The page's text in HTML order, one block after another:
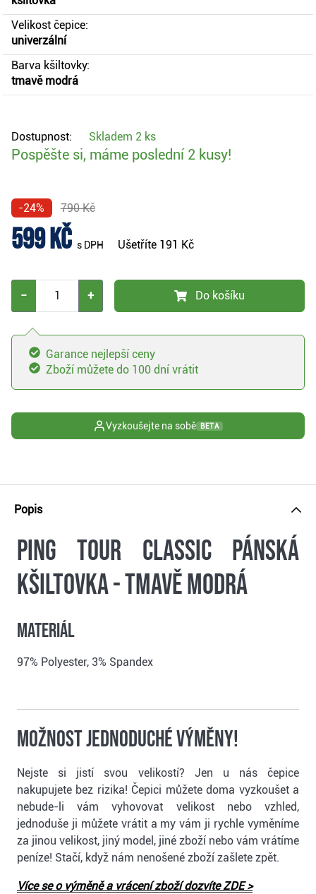
Velikost čepice:
univerzální
Barva kšiltovky:
tmavě modrá
Dostupnost: Skladem 2 ks
Pospěšte si, máme poslední 2 kusy!
-24% 790 Kč
599 Kč s DPH Ušetříte 191 Kč
− + Do košíku
Garance nejlepší ceny
Zboží můžete do 100 dní vrátit
Vyzkoušejte na sobě BETA
Popis
Ping Tour Classic pánská
kšiltovka - tmavě modrá
Materiál
97% Polyester, 3% Spandex
Možnost jednoduché výměny!
Nejste si jistí svou velikostí? Jen u nás čepice
nakupujete bez rizika! Čepici můžete doma vyzkoušet a
nebude-li vám vyhovovat velikost nebo vzhled,
jednoduše ji můžete vrátit a my vám ji rychle vyměníme
za jinou velikost, jiný model, jiné zboží nebo vám vrátíme
peníze! Stačí, když nám nenošené zboží zašlete zpět.
Více se o výměně a vrácení zboží dozvíte ZDE >